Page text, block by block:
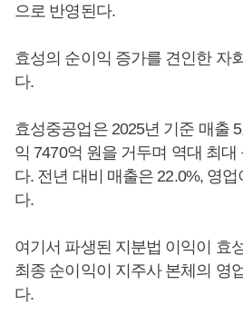
으로 반영된다.
효성의 순이익 증가를 견인한 자
다.
효성중공업은 2025년 기준 매출
익 7470억 원을 거두며 역대 최
다. 전년 대비 매출은 22.0%, 영
다.
여기서 파생된 지분법 이익이 효
최종 순이익이 지주사 본체의 영
다.